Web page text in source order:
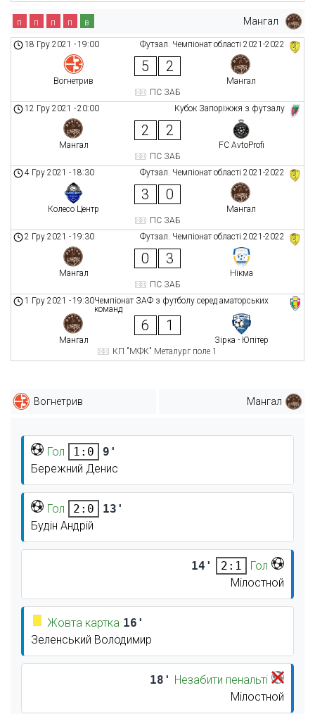
Мангал
п п п п в
Футзал. Чемпіонат області 2021-2022
18 Гру 2021 -19:00
Вогнетрив
5 2
Мангал
ПС ЗАБ
Кубок Запоріжжя з футзалу
12 Гру 2021 -20:00
Мангал
2 2
FC AvtoProfi
ПС ЗАБ
Футзал. Чемпіонат області 2021-2022
4 Гру 2021 -18:30
Колесо Центр
3 0
Мангал
ПС ЗАБ
Футзал. Чемпіонат області 2021-2022
2 Гру 2021 -19:30
Мангал
0 3
Нікма
ПС ЗАБ
Чемпіонат ЗАФ з футболу серед аматорських
команд
1 Гру 2021 -19:30
Мангал
6 1
Зірка - Юпітер
КП "МФК" Металург поле 1
Вогнетрив Мангал
Гол 1:0
9'
Бережний Денис
Гол 2:0
13'
Будін Андрій
14' 2:1
Гол
Мілостной
Жовта картка 16'
Зеленський Володимир
18' Незабити пенальті
Мілостной